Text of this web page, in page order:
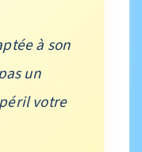
à son
un
votre